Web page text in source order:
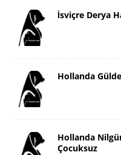
İsviçre Derya
Hollanda
Hollanda
Çocuksuz